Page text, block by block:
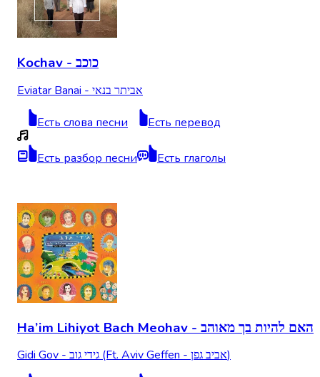
Kochav - כוכב
Eviatar Banai - אביתר בנאי
Есть слова песни Есть перевод
Есть разбор песни Есть глаголы
Ha’im Lihiyot Bach Meohav - האם להיות בך מאוהב
Gidi Gov - גידי גוב (Ft. Aviv Geffen - אביב גפן)